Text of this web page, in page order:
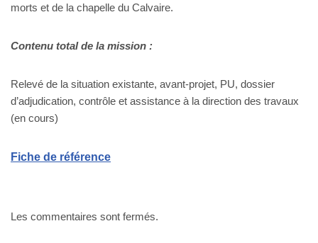
morts et de la chapelle du Calvaire.
Contenu total de la mission :
Relevé de la situation existante, avant-projet, PU, dossier
d’adjudication, contrôle et assistance à la direction des travaux
(en cours)
Fiche de référence
Les commentaires sont fermés.